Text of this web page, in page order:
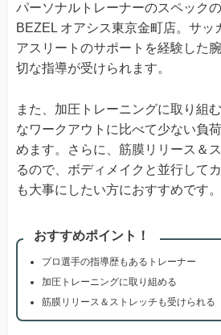
パーソナルトレーナーのスペック
BEZEL オアシス東京金町店。サッ
アスリートのサポートを経験した
切な指導が受けられます。
また、加圧トレーニングに取り組
なワークアウトに比べて少ない負
めます。さらに、筋膜リリース＆
るので、ボディメイクと並行して
も大事にしたい方におすすめです。
おすすめポイント！
プロ選手の指導歴もあるトレーナー
加圧トレーニングに取り組める
筋膜リリース＆ストレッチも受けられる